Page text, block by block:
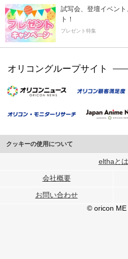
試写会、登壇イベン
ト！
プレゼント特集
オリコングループサイト
クッキーの使用について
このサイトでは Cookie を使用して、ユー
行っています。
メディアや広告配信、データ解析の各パー
各パートナーは、この情報とユーザーが各
ユーザーが各パートナーのサービスを使用
elthaとは
会社概要
お問い合わせ
© oricon ME